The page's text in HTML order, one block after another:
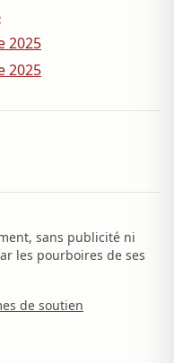
2025
2025
sans publicité ni
les pourboires de ses
de soutien